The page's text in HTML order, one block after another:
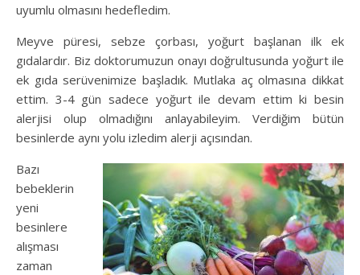
uyumlu olmasını hedefledim.
Meyve püresi, sebze çorbası, yoğurt başlanan ilk ek
gıdalardır. Biz doktorumuzun onayı doğrultusunda yoğurt ile
ek gıda serüvenimize başladık. Mutlaka aç olmasına dikkat
ettim. 3-4 gün sadece yoğurt ile devam ettim ki besin
alerjisi olup olmadığını anlayabileyim. Verdiğim bütün
besinlerde aynı yolu izledim alerji açısından.
Bazı
bebeklerin
yeni
besinlere
alışması
zaman